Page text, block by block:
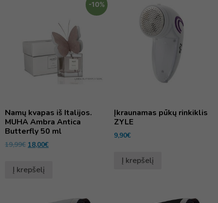
-10%
Namų kvapas iš Italijos.
MUHA Ambra Antica
Butterfly 50 ml
19,99€ 18,00€
Į krepšelį
Įkraunamas pūkų rinkiklis
ZYLE
9,90€
Į krepšelį